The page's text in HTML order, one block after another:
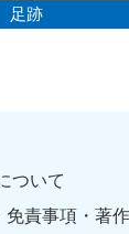
足跡
ついて
責事項・著